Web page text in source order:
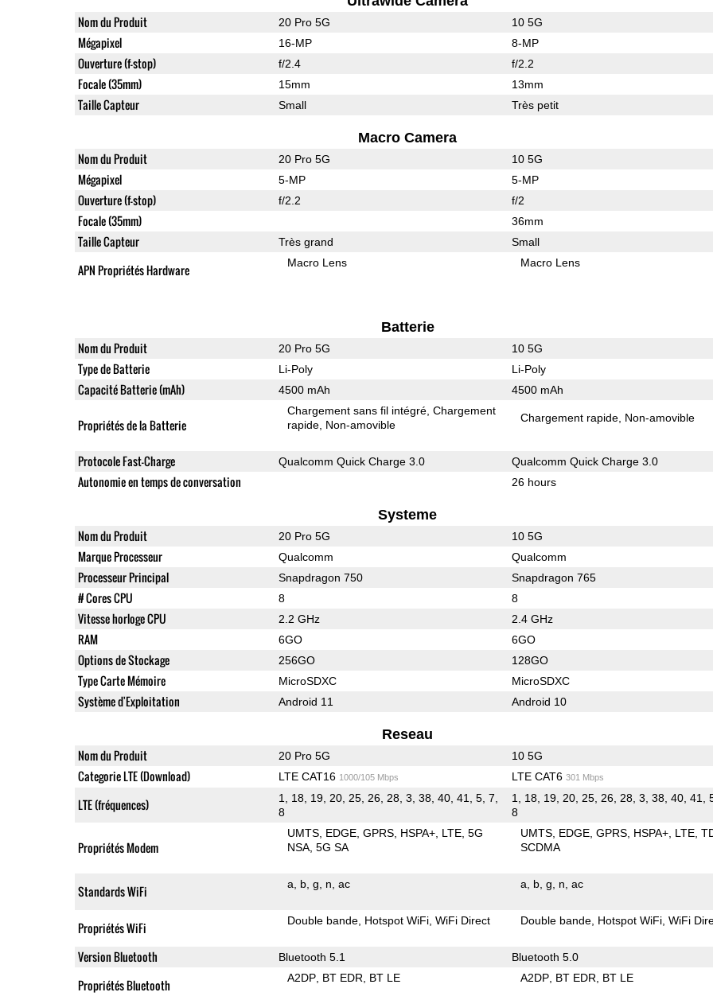
Nom du Produit 20 Pro 5G 10 5G
Mégapixel 16-MP 8-MP
Ouverture (f-stop) f/2.4 f/2.2
Focale (35mm) 15mm 13mm
Taille Capteur Small Très petit
Macro Camera
Nom du Produit 20 Pro 5G 10 5G
Mégapixel 5-MP 5-MP
Ouverture (f-stop) f/2.2 f/2
Focale (35mm) 36mm
Taille Capteur Très grand Small
APN Propriétés Hardware Macro Lens Macro Lens
Batterie
Nom du Produit 20 Pro 5G 10 5G
Type de Batterie Li-Poly Li-Poly
Capacité Batterie (mAh) 4500 mAh 4500 mAh
Propriétés de la Batterie
Chargement sans fil intégré Chargement
rapide Non-amovible
Chargement rapide Non-amovible
Protocole Fast-Charge Qualcomm Quick Charge 3.0 Qualcomm Quick Charge 3.0
Autonomie en temps de conversation 26 hours
Systeme
Nom du Produit 20 Pro 5G 10 5G
Marque Processeur Qualcomm Qualcomm
Processeur Principal Snapdragon 750 Snapdragon 765
# Cores CPU 8 8
Vitesse horloge CPU 2.2 GHz 2.4 GHz
RAM 6GO 6GO
Options de Stockage 256GO 128GO
Type Carte Mémoire MicroSDXC MicroSDXC
Système d'Exploitation Android 11 Android 10
Reseau
Nom du Produit 20 Pro 5G 10 5G
Categorie LTE (Download) LTE CAT16 1000/105 Mbps LTE CAT6 301 Mbps
LTE (fréquences)
1, 18, 19, 20, 25, 26, 28, 3, 38, 40, 41, 5, 7,
8
1, 18, 19, 20, 25, 26, 28, 3, 38, 40, 41,
8
Propriétés Modem
UMTS EDGE GPRS HSPA+ LTE 5G
NSA 5G SA
UMTS EDGE GPRS HSPA+ LTE
SCDMA
Standards WiFi a b g n ac a b g n ac
Propriétés WiFi Double bande Hotspot WiFi WiFi Direct Double bande Hotspot WiFi WiFi
Version Bluetooth Bluetooth 5.1 Bluetooth 5.0
Propriétés Bluetooth A2DP BT EDR BT LE A2DP BT EDR BT LE